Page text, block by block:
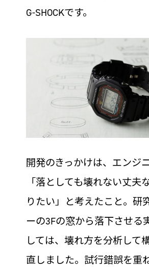
G-SHOCKです。
開発のきっかけは、エンジ
「落としても壊れない丈夫
りたい」と考えたこと。研
ーの3Fの窓から落下させる
しては、壊れ方を分析して
直しました。試行錯誤を重